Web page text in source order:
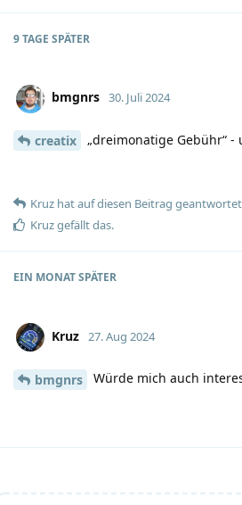
9 TAGE SPÄTER
bmgnrs 30. Juli 2024
creatix „dreimonatige Gebühr“ -
Kruz hatauf diesen Beitrag
Kruzgefällt das.
EIN MONATSPÄTER
Kruz 27. Aug 2024
bmgnrs Würde mich auch